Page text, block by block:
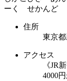
ーく せかんど
住所
東京
アクセス
《JR
4000